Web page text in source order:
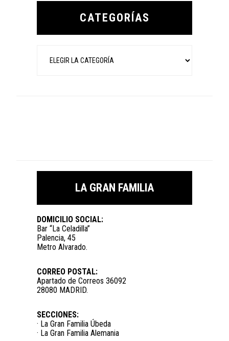
CATEGORÍAS
LA GRAN FAMILIA
DOMICILIO SOCIAL:
Bar “La Celadilla”
Palencia, 45
Metro Alvarado.
CORREO POSTAL:
Apartado de Correos 36092
28080 MADRID.
SECCIONES:
· La Gran Familia Úbeda
· La Gran Familia Alemania